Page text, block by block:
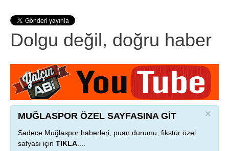
Dolgu değil, doğru haber
×
MUĞLASPOR ÖZEL SAYFASINA GİT
Sadece Muğlaspor haberleri, puan durumu, fikstür özel
safyası için TIKLA....